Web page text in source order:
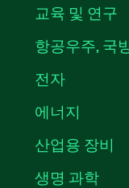
교육 및 연구
항공우주, 국
전자
에너지
산업용 장비
생명 과학